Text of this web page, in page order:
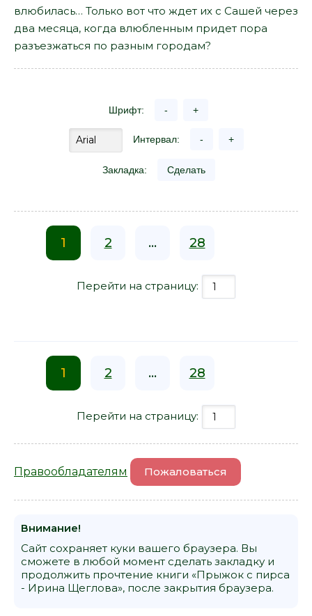
влюбилась… Только вот что ждет их с Сашей через
два месяца, когда влюбленным придет пора
разъезжаться по разным городам?
Шрифт: - +
Интервал: - +
Закладка: Сделать
1 2 ... 28
Перейти на страницу:
1 2 ... 28
Перейти на страницу:
Правообладателям Пожаловаться
Внимание!
Сайт сохраняет куки вашего браузера. Вы
сможете в любой момент сделать закладку и
продолжить прочтение книги «Прыжок с пирса
- Ирина Щеглова», после закрытия браузера.